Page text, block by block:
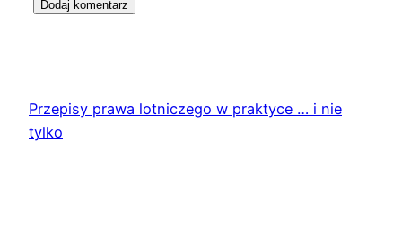
Przepisy prawa lotniczego w praktyce … i nie
tylko